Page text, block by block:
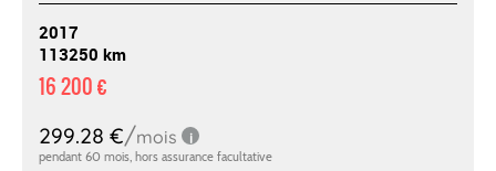
2017
113250 km
16 200 €